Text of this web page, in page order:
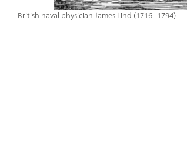
British naval physician James Lind (1716–1794)